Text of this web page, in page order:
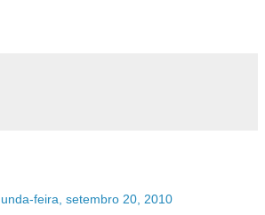
feira, setembro 20, 2010